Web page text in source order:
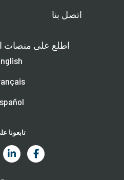
اتصل بنا
اطلع على منصات
English
Français
Español
تابعونا على: